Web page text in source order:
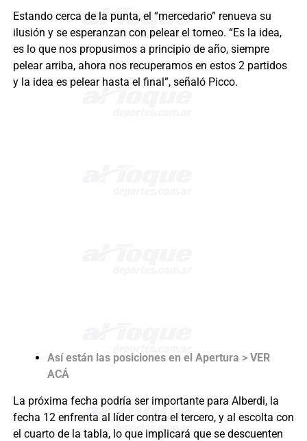
Estando cerca de la punta, el “mercedario” renueva su
ilusión y se esperanzan con pelear el torneo. “Es la idea,
es lo que nos propusimos a principio de año, siempre
pelear arriba, ahora nos recuperamos en estos 2 partidos
y la idea es pelear hasta el final”, señaló Picco.
Así están las posiciones en el Apertura > VER
ACÁ
La próxima fecha podría ser importante para Alberdi, la
fecha 12 enfrenta al líder contra el tercero, y al escolta con
el cuarto de la tabla, lo que implicará que se descuenten